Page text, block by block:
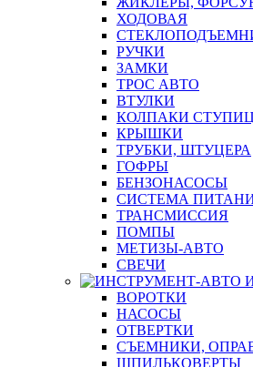
ХОДОВАЯ
РУЧКИ
ЗАМКИ
ТРОС АВТО
ВТУЛКИ
КОЛПАКИ СТУПИЦ
КРЫШКИ
ТРУБКИ, ШТУЦЕРА
ГОФРЫ
БЕНЗОНАСОСЫ
СИСТЕМА
ТРАНСМИССИЯ
ПОМПЫ
МЕТИЗЫ-АВТО
СВЕЧИ
ВОРОТКИ
НАСОСЫ
ОТВЕРТКИ
СЪЕМНИКИ,
ШПИЛЬКОВЕРТЫ